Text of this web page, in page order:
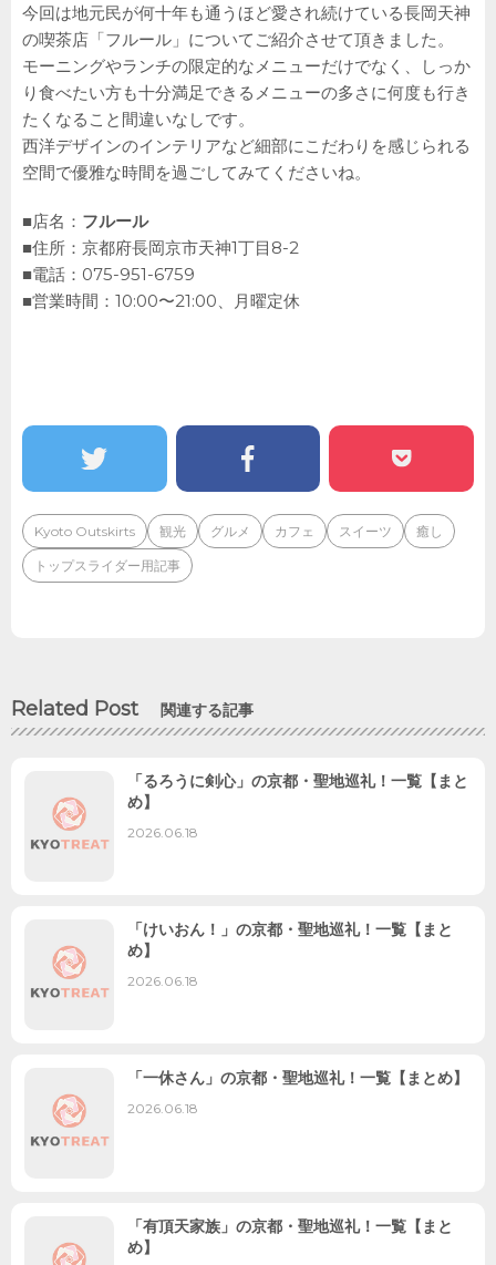
今回は地元民が何十年も通うほど愛され続けている長岡天神
の喫茶店「フルール」についてご紹介させて頂きました。
モーニングやランチの限定的なメニューだけでなく、しっか
り食べたい方も十分満足できるメニューの多さに何度も行き
たくなること間違いなしです。
西洋デザインのインテリアなど細部にこだわりを感じられる
空間で優雅な時間を過ごしてみてくださいね。
■店名： フルール
■住所：京都府長岡京市天神1丁目8-2
■電話：075-951-6759
■営業時間：10:00〜21:00、月曜定休
Kyoto Outskirts 観光 グルメ カフェ スイーツ 癒し
トップスライダー用記事
Related Post 関連する記事
「るろうに剣心」の京都・聖地巡礼！一覧【まと
め】
2026.06.18
「けいおん！」の京都・聖地巡礼！一覧【まと
め】
2026.06.18
「一休さん」の京都・聖地巡礼！一覧【まとめ】
2026.06.18
「有頂天家族」の京都・聖地巡礼！一覧【まと
め】